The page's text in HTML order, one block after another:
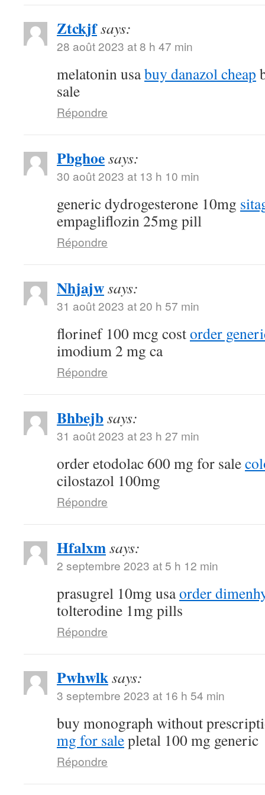
Ztckjfsays:
28 août 2023 at 8 h 47 min
melatonin usabuy danazol cheap
sale
Répondre
Pbghoesays:
30 août 2023 at 13 h 10 min
generic dydrogesterone 10mg
empagliflozin 25mg pill
Répondre
Nhjajwsays:
31 août 2023 at 20 h 57 min
florinef 100 mcg costorder
imodium 2 mg ca
Répondre
Bhbejbsays:
31 août 2023 at 23 h 27 min
order etodolac 600 mg for sale
cilostazol 100mg
Répondre
Hfalxmsays:
2 septembre 2023 at 5 h 12 min
prasugrel 10mg usaorder
tolterodine 1mg pills
Répondre
Pwhwlksays:
3 septembre 2023 at 16 h 54 min
buy monograph without
mg for salepletal 100 mg generic
Répondre